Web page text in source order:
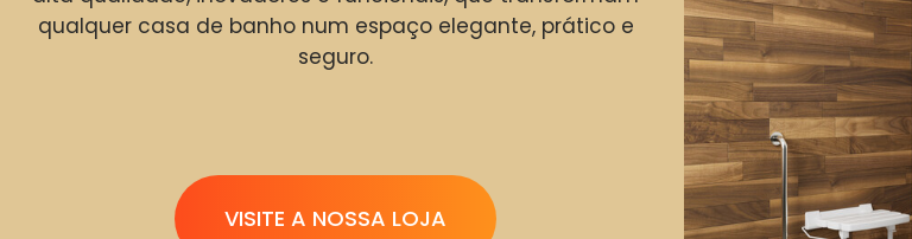
qualquer casa de banho num espaço elegante, prático e
seguro.
VISITE A NOSSA LOJA